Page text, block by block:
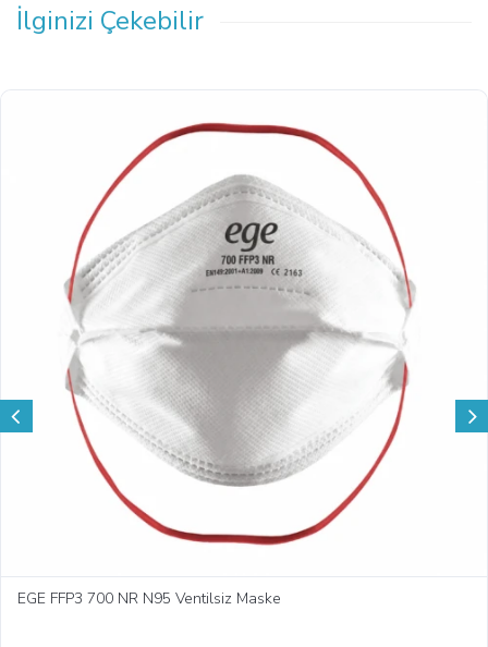
İlginizi Çekebilir
EGE FFP3 700 NR N95 Ventilsiz Maske